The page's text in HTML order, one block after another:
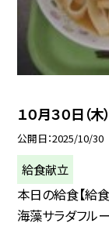
１０月３０日（木）
公開日 2025/10/30
給食献立
本日の給食【給
海藻サラダフル